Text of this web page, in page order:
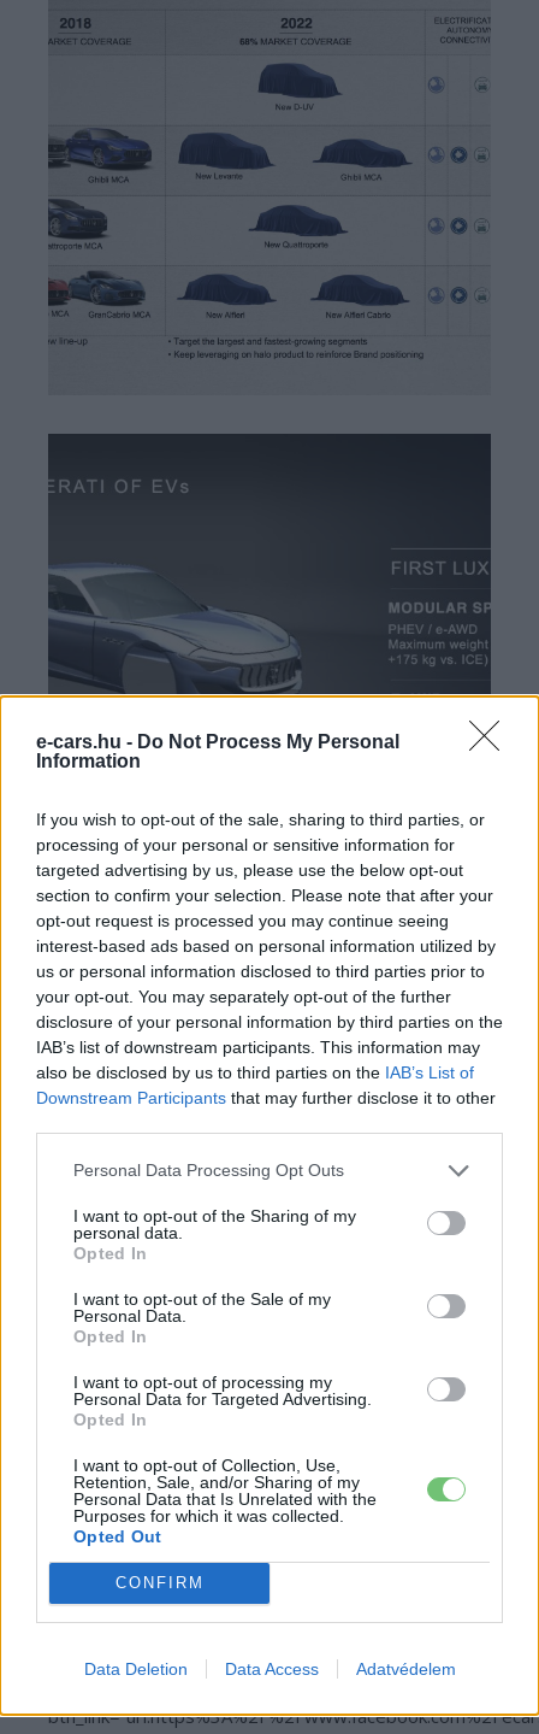
e-cars.hu - Do Not Process My Personal
Information
If you wish to opt-out of the sale, sharing to third parties, or
processing of your personal or sensitive information for
targeted advertising by us, please use the below opt-out
section to confirm your selection. Please note that after your
opt-out request is processed you may continue seeing
interest-based ads based on personal information utilized by
us or personal information disclosed to third parties prior to
your opt-out. You may separately opt-out of the further
disclosure of your personal information by third parties on the
IAB’s list of downstream participants. This information may
also be disclosed by us to third parties on the IAB’s List of
Downstream Participants that may further disclose it to other
Personal Data Processing Opt Outs
I want to opt-out of the Sharing of my
personal data.
Opted In
I want to opt-out of the Sale of my
Personal Data.
Opted In
I want to opt-out of processing my
Personal Data for Targeted Advertising.
Opted In
I want to opt-out of Collection, Use,
Retention, Sale, and/or Sharing of my
Personal Data that Is Unrelated with the
Purposes for which it was collected.
Opted Out
CONFIRM
Data Deletion Data Access Adatvédelem
A legérdekesebb rész pedig most következik, ahol
látható, hogy milyen tisztán elektromos autókat akar
piacra dobni az FCA 2020-ig.
[ult_buttons btn_title=”Ide kattintva követhetsz
minket a Facebookon is!”